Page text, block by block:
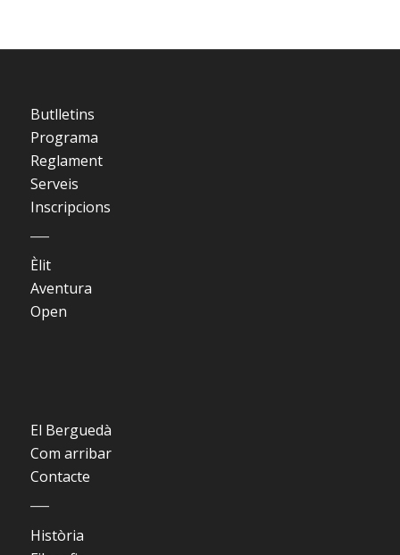
Butlletins
Programa
Reglament
Serveis
Inscripcions
Èlit
Aventura
Open
El Berguedà
Com arribar
Contacte
Història